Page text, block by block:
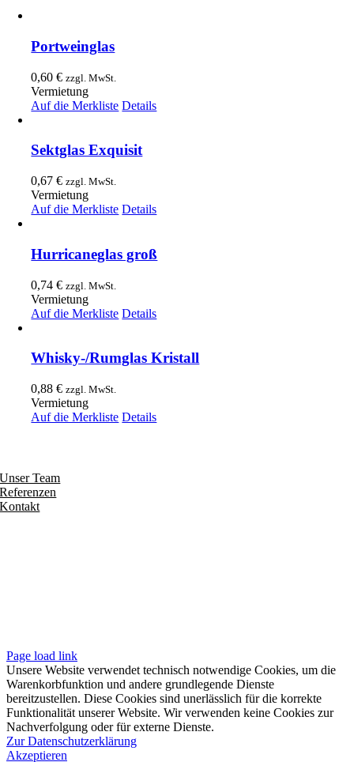
Portweinglas
0,60€ zzgl. MwSt.
Vermietung
Auf die Merkliste Details
Sektglas Exquisit
0,67€ zzgl. MwSt.
Vermietung
Auf die Merkliste Details
Hurricaneglas groß
0,74€ zzgl. MwSt.
Vermietung
Auf die Merkliste Details
Whisky-/Rumglas Kristall
0,88€ zzgl. MwSt.
Vermietung
Auf die Merkliste Details
Unser Team
Referenzen
Kontakt
Page load link
Unsere Website verwendet technisch notwendige Cookies, um die
Warenkorbfunktion und andere grundlegende Dienste
bereitzustellen. Diese Cookies sind unerlässlich für die korrekte
Funktionalität unserer Website. Wir verwenden keine Cookies zur
Nachverfolgung oder für externe Dienste.
Zur Datenschutzerklärung
Akzeptieren